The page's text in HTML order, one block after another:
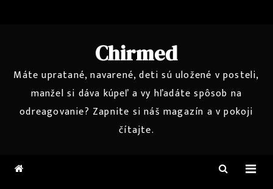
Chirmed
Máte upratané, navarené, deti sú uložené v posteli,
manžel si dáva kúpeľ a vy hľadáte spôsob na
odreagovanie? Zapnite si náš magazín a v pokoji
čítajte.